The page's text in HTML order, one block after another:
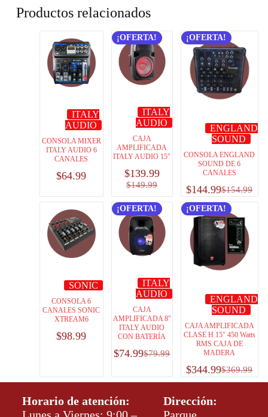
Productos relacionados
ITALY
AUDIO
CONSOLA MIXER
ITALY AUDIO 6
CANALES
$64.99
¡OFERTA!
ITALY
AUDIO
CAJA
AMPLIFICADA
ITALY AUDIO 15″
$149.99
$139.99
¡OFERTA!
ENGLAND
SOUND
CONSOLA ENGLAND
SOUND DE 6
CANALES
$154.99
$144.99
SONIC
CONSOLA 6
CANALES SONIC
XTREAM6
$98.99
¡OFERTA!
ITALY
AUDIO
CAJA
AMPLIFICADA 8″
ITALY AUDIO
CON BATERÍA
$79.99
$74.99
¡OFERTA!
ENGLAND
SOUND
CAJA AMPLIFICADA
CLASE H 15″ 450 Watts
RMS CAJA DE
MADERA
$369.99
$344.99
Horario de atención:
Dirección: